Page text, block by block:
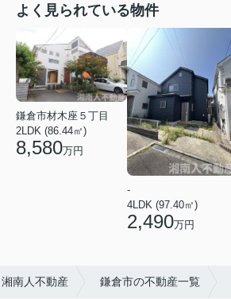
よく見られている物件
鎌倉市材木座５丁目
2LDK (86.44㎡)
8,580万円
-
4LDK (97.40㎡)
2,490万円
南人不動産 鎌倉市の不動産一覧